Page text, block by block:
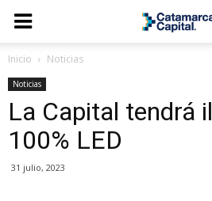
Inicio Noticias
Noticias
La Capital tendrá
100% LED
31 julio, 2023